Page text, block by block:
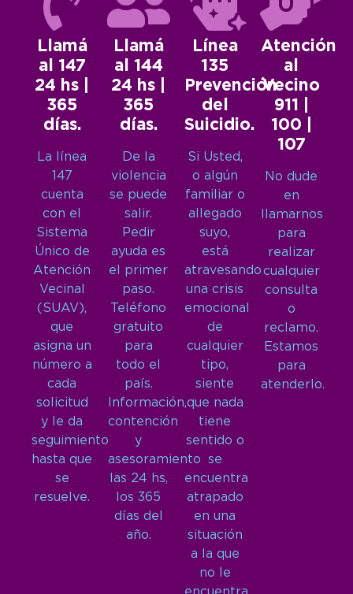
Llamá
al 147
24 hs |
365
días.
La línea
147
cuenta
con el
Sistema
Único de
Atención
Vecinal
(SUAV),
que
asigna un
número a
cada
solicitud
y le da
seguimiento
hasta que
se
resuelve.
Llamá
al 144
24 hs |
365
días.
De la
violencia
se puede
salir.
Pedir
ayuda es
el primer
paso.
Teléfono
gratuito
para
todo el
país.
Información,
contención
y
asesoramiento
las 24 hs,
los 365
días del
año.
Línea
135
Prevención
del
Suicidio.
Si Usted,
o algún
familiar o
allegado
suyo,
está
atravesando
una crisis
emocional
de
cualquier
tipo,
siente
que nada
tiene
sentido o
se
encuentra
atrapado
en una
situación
a la que
no le
Atención
al
Vecino
911 |
100 |
107
No dude
en
llamarnos
para
realizar
cualquier
consulta
o
reclamo.
Estamos
para
atenderlo.